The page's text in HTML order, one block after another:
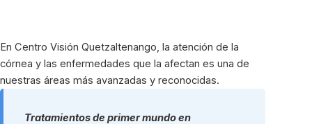
En Centro Visión Quetzaltenango, la atención de la
córnea y las enfermedades que la afectan es una de
nuestras áreas más avanzadas y reconocidas.
Tratamientos de primer mundo en